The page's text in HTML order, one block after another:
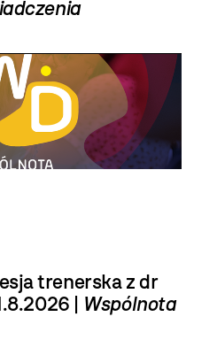
trenerska z dr
| Wspólnota